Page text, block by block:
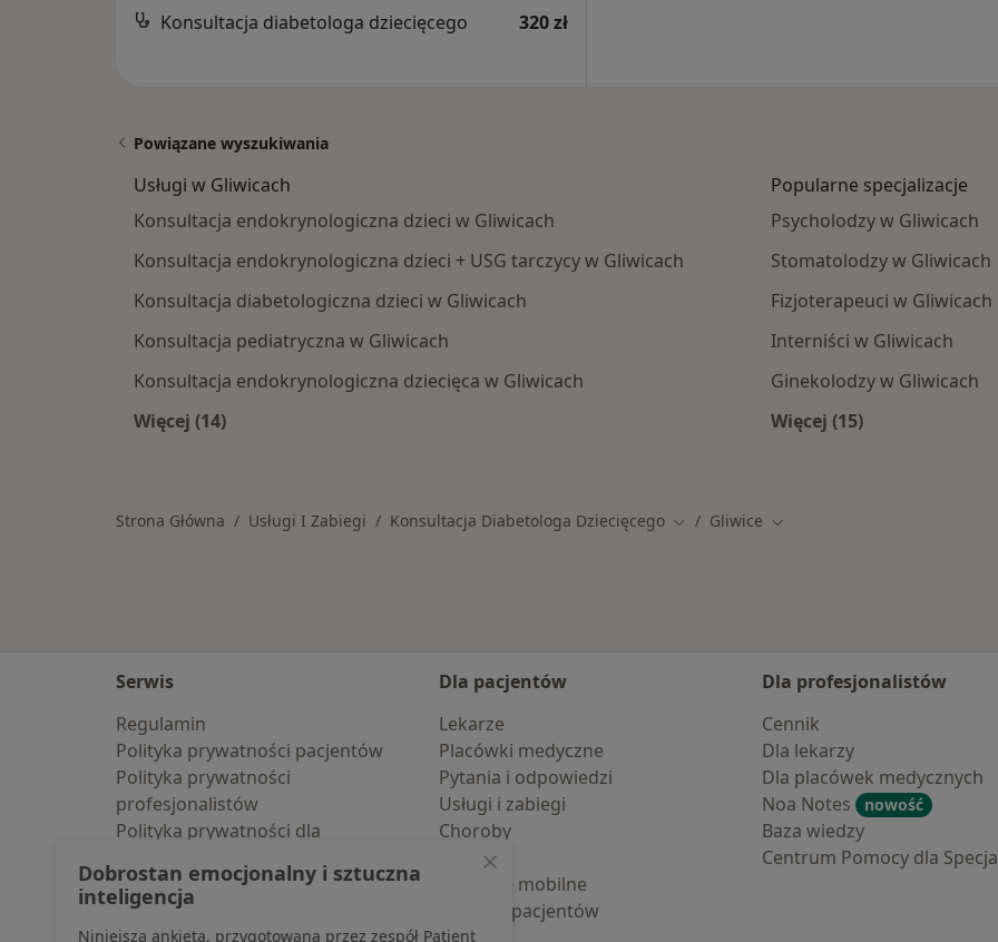
Konsultacja diabetologa dziecięcego 320 zł
Powiązane wyszukiwania
Usługi w Gliwicach
Konsultacja endokrynologiczna dzieci w Gliwicach
Konsultacja endokrynologiczna dzieci + USG tarczycy w Gliwicach
Konsultacja diabetologiczna dzieci w Gliwicach
Konsultacja pediatryczna w Gliwicach
Konsultacja endokrynologiczna dziecięca w Gliwicach
Więcej (14)
Popularne specjalizacje
Psycholodzy w Gliwicach
Stomatolodzy w Gliwicach
Fizjoterapeuci w Gliwicach
Interniści w Gliwicach
Ginekolodzy w Gliwicach
Więcej (15)
Strona Główna Usługi I Zabiegi Konsultacja Diabetologa Dziecięcego Zmień miasto
Gliwice Zmień miasto
Serwis
Regulamin
Polityka prywatności pacjentów
Polityka prywatności
profesjonalistów
Polityka prywatności dla
pozyskaliśmy samodzielnie
Polityka cookies
Dla pacjentów
Lekarze
Placówki medyczne
Pytania i odpowiedzi
Usługi i zabiegi
Choroby
Pomoc
Aplikacje mobilne
Blog dla pacjentów
Dla profesjonalistów
Cennik
Dla lekarzy
Dla placówek medycznych
Noa Notes
nowość
Baza wiedzy
Centrum Pomocy dla
Dobrostan emocjonalny i sztuczna
inteligencja
Niniejsza ankieta, przygotowana przez zespół Patient